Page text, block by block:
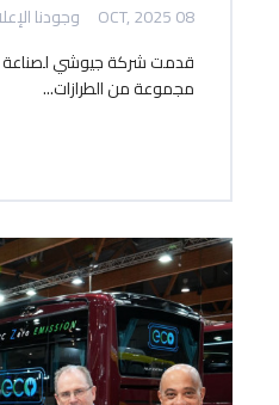
08 OCT, 2025
وجودنا
قدمت شركة جيوشي لصناعة
مجموعة من الطرازات...